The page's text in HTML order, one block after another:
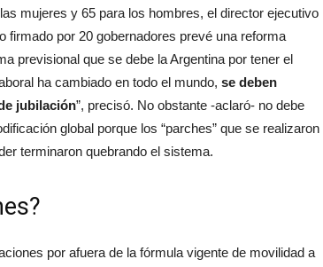
mujeres y 65 para los hombres, el director ejecutivo
firmado por 20 gobernadores prevé una reforma
previsional que se debe la Argentina por tener el
ha cambiado en todo el mundo, se deben
jubilación”, precisó. No obstante -aclaró- no debe
global porque los “parches” que se realizaron
terminaron quebrando el sistema.
por afuera de la fórmula vigente de movilidad a